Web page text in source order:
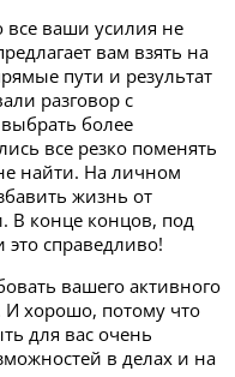
все ваши усилия не
вам взять на
пути и результат
разговор с
более
все резко поменять
найти. На личном
жизнь от
В конце концов, под
справедливо!
вашего активного
И хорошо, потому что
для вас очень
в делах и на